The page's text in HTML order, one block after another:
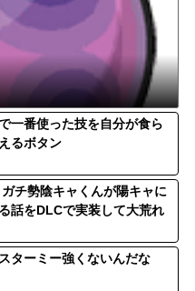
一番使った技を自分が食ら
るボタン
ガチ勢陰キャくんが陽キャに
話をDLCで実装して大荒れ
ターミー強くないんだな